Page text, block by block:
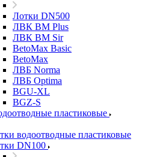
Лотки DN500
ЛВК ВМ Plus
ЛВК ВМ Sir
BetoMax Basic
BetoMax
ЛВБ Norma
ЛВБ Optima
BGU-XL
BGZ-S
пластиковые
водоотводные пластиковые
DN100